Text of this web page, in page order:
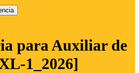
para Auxiliar de
1_2026]